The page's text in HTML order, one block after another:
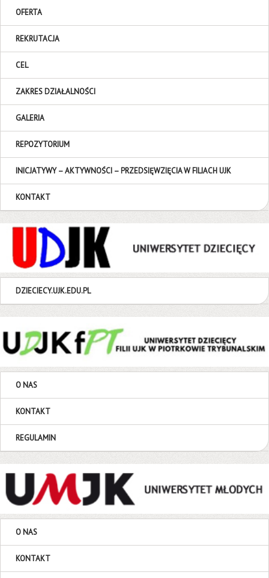
OFERTA
REKRUTACJA
CEL
ZAKRES DZIAŁALNOŚCI
GALERIA
REPOZYTORIUM
INICJATYWY – AKTYWNOŚCI – PRZEDSIĘWZIĘCIA W FILIACH UJK
KONTAKT
DZIECIECY.UJK.EDU.PL
O NAS
KONTAKT
REGULAMIN
O NAS
KONTAKT